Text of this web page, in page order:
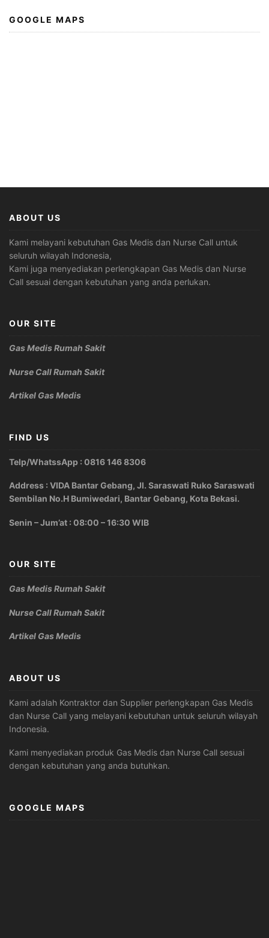
GOOGLE MAPS
ABOUT US
Kami melayani kebutuhan Gas Medis dan Nurse Call untuk
seluruh wilayah Indonesia,
Kami juga menyediakan perlengkapan Gas Medis dan Nurse
Call sesuai dengan kebutuhan yang anda perlukan.
OUR SITE
Gas Medis Rumah Sakit
Nurse Call Rumah Sakit
Artikel Gas Medis
FIND US
Telp/WhatssApp : 0816 146 8306
Address : VIDA Bantar Gebang, Jl. Saraswati Ruko Saraswati
Sembilan No.H Bumiwedari, Bantar Gebang, Kota Bekasi.
Senin – Jum’at : 08:00 – 16:30 WIB
OUR SITE
Gas Medis Rumah Sakit
Nurse Call Rumah Sakit
Artikel Gas Medis
ABOUT US
Kami adalah Kontraktor dan Supplier perlengkapan Gas Medis
dan Nurse Call yang melayani kebutuhan untuk seluruh wilayah
Indonesia.
Kami menyediakan produk Gas Medis dan Nurse Call sesuai
dengan kebutuhan yang anda butuhkan.
GOOGLE MAPS